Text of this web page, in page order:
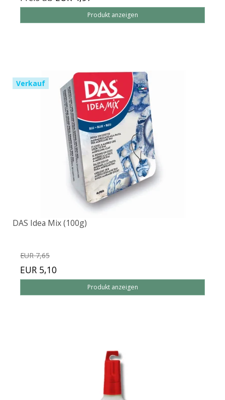
Produkt anzeigen
Verkauf
DAS Idea Mix (100g)
EUR 7,65
EUR 5,10
Produkt anzeigen